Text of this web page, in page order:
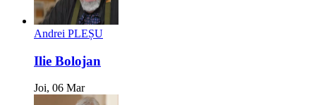
Andrei PLEȘU
Ilie Bolojan
Joi, 06 Mar